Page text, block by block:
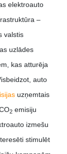
elektroauto
–
valstis
uzlādes
kas atturēja
auto
uzņemtais
2 emisiju
izmešu
stimulēt